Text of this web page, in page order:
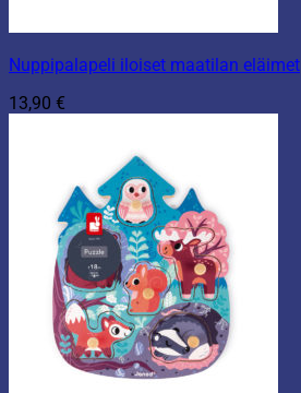
Nuppipalapeli iloiset maatilan eläimet
13,90 €